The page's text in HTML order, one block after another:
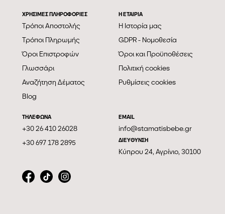
ΧΡΗΣΙΜΕΣ ΠΛΗΡΟΦΟΡΙΕΣ
Τρόποι Αποστολής
Τρόποι Πληρωμής
Όροι Επιστροφών
Γλωσσάρι
Αναζήτηση Δέματος
Blog
Η ΕΤΑΙΡΊΑ
Η Ιστορία μας
GDPR - Νομοθεσία
Όροι και Προϋποθέσεις
Πολιτική cookies
Ρυθμίσεις cookies
ΤΗΛΕΦΩΝΑ
+30 26 410 26028
+30 697 178 2895
EMAIL
info@stamatisbebe.gr
ΔΙΕΥΘΥΝΣΗ
Κύπρου 24, Αγρίνιο, 30100